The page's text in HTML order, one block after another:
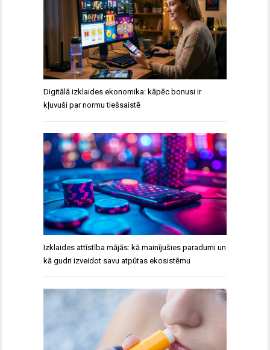
Digitālā izklaides ekonomika: kāpēc bonusi ir
kļuvuši par normu tiešsaistē
Izklaides attīstība mājās: kā mainījušies paradumi un
kā gudri izveidot savu atpūtas ekosistēmu